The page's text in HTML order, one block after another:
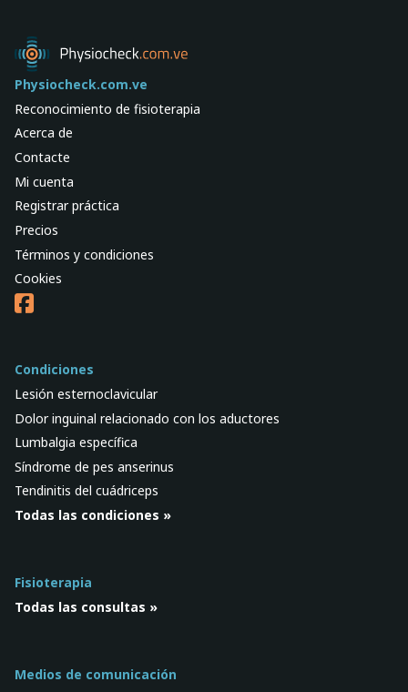
Physiocheck.com.ve
Reconocimiento de fisioterapia
Acerca de
Contacte
Mi cuenta
Registrar práctica
Precios
Términos y condiciones
Cookies
Condiciones
Lesión esternoclavicular
Dolor inguinal relacionado con los aductores
Lumbalgia específica
Síndrome de pes anserinus
Tendinitis del cuádriceps
Todas las condiciones »
Fisioterapia
Todas las consultas »
Medios de comunicación